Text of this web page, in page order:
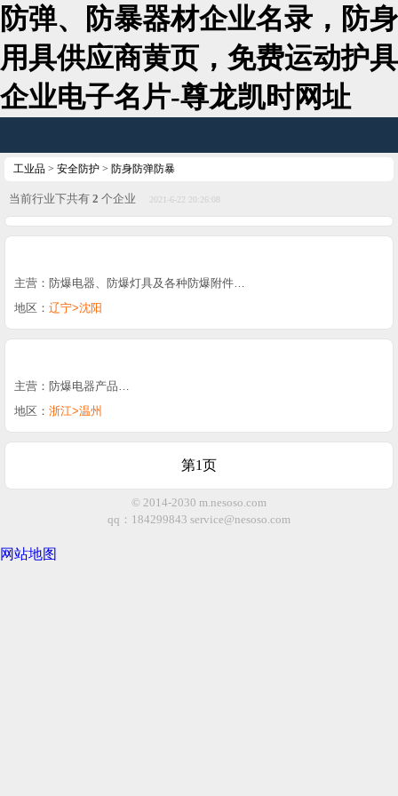
防弹、防暴器材企业名录，防身
用具供应商黄页，免费运动护具
企业电子名片-尊龙凯时网址
工业品 > 安全防护 > 防身防弹防暴
当前行业下共有 2 个企业 2021-6-22 20:26:08
主营：防爆电器、防爆灯具及各种防爆附件…
地区： 辽宁>沈阳
主营：防爆电器产品…
地区： 浙江>温州
第1页
© 2014-2030 m.nesoso.com
qq：184299843 service@nesoso.com
网站地图